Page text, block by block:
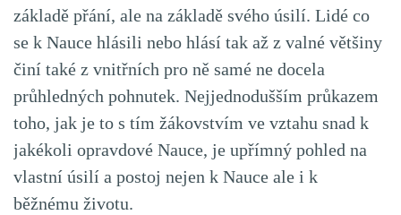
základě přání, ale na základě svého úsilí. Lidé co
se k Nauce hlásili nebo hlásí tak až z valné většiny
činí také z vnitřních pro ně samé ne docela
průhledných pohnutek. Nejjednodušším průkazem
toho, jak je to s tím žákovstvím ve vztahu snad k
jakékoli opravdové Nauce, je upřímný pohled na
vlastní úsilí a postoj nejen k Nauce ale i k
běžnému životu.